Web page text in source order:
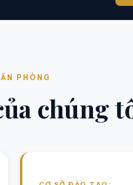
PHÒNG
chúng